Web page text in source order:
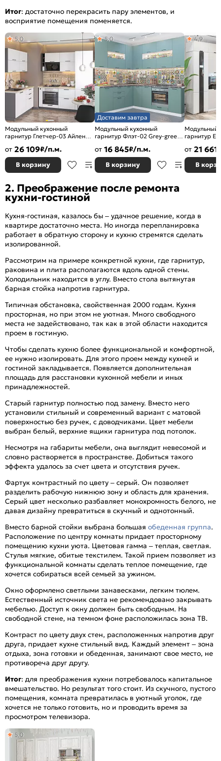
Итог: достаточно перекрасить пару элементов, и
восприятие помещения поменяется.
Модульный кухонный
гарнитур Глетчер-03 Айленд
2140x1200/2000x600
5,0
от 26 109₽/п.м.
В корзину
Доставим завтра
Модульный кухонный
гарнитур Флэт-02 Grey-green
2340x2390/1700x600
5,0
от 16 845₽/п.м.
В корзину
Модульный
гарнитур
2500x2400/
4,9
от 21 661
В
2. Преображение после ремонта
кухни-гостиной
Кухня-гостиная, казалось бы – удачное решение, когда в
квартире достаточно места. Но иногда перепланировка
работает в обратную сторону и кухню стремятся сделать
изолированной.
Рассмотрим на примере конкретной кухни, где гарнитур,
раковина и плита располагаются вдоль одной стены.
Холодильник находится в углу. Вместо стола вытянутая
барная стойка напротив гарнитура.
Типичная обстановка, свойственная 2000 годам. Кухня
просторная, но при этом не уютная. Много свободного
места не задействовано, так как в этой области находится
проем в гостиную.
Чтобы сделать кухню более функциональной и комфортной,
ее нужно изолировать. Для этого проем между кухней и
гостиной закладывается. Появляется дополнительная
площадь для расстановки кухонной мебели и иных
принадлежностей.
Старый гарнитур полностью под замену. Вместо него
установили стильный и современный вариант с матовой
поверхностью без ручек, с доводчиками. Цвет мебели
выбран белый, верхние ящики гарнитура под потолок.
Несмотря на габариты мебели, она выглядит невесомой и
словно растворяется в пространстве. Добиться такого
эффекта удалось за счет цвета и отсутствия ручек.
Фартук контрастный по цвету – серый. Он позволяет
разделить рабочую нижнюю зону и область для хранения.
Серый цвет несколько разбавляет монохромность белого, не
давая дизайну превратиться в скучный и однотонный.
Вместо барной стойки выбрана большая обеденная группа.
Расположение по центру комнаты придает просторному
помещению кухни уюта. Цветовая гамма – теплая, светлая.
Стулья мягкие, обитые текстилем. Такой прием позволяет из
функциональной комнаты сделать теплое помещение, где
хочется собираться всей семьей за ужином.
Окно оформлено светлыми занавесками, легким тюлем.
Естественный источник света не рекомендовано закрывать
мебелью. Доступ к окну должен быть свободным. На
свободной стене, на темном фоне расположилась зона ТВ.
Контраст по цвету двух стен, расположенных напротив друг
друга, придает кухне стильный вид. Каждый элемент – зона
отдыха, зона готовки и обеденная, занимают свое место, не
противореча друг другу.
Итог: для преображения кухни потребовалось капитальное
вмешательство. Но результат того стоит. Из скучного, пустого
помещения, комната превратилась в уютный уголок, где
хочется не только готовить, но и проводить время за
просмотром телевизора.
5,0